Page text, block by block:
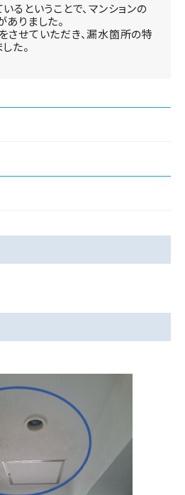
るということで、マンションの
りました。
せていただき、漏水箇所の特
た。